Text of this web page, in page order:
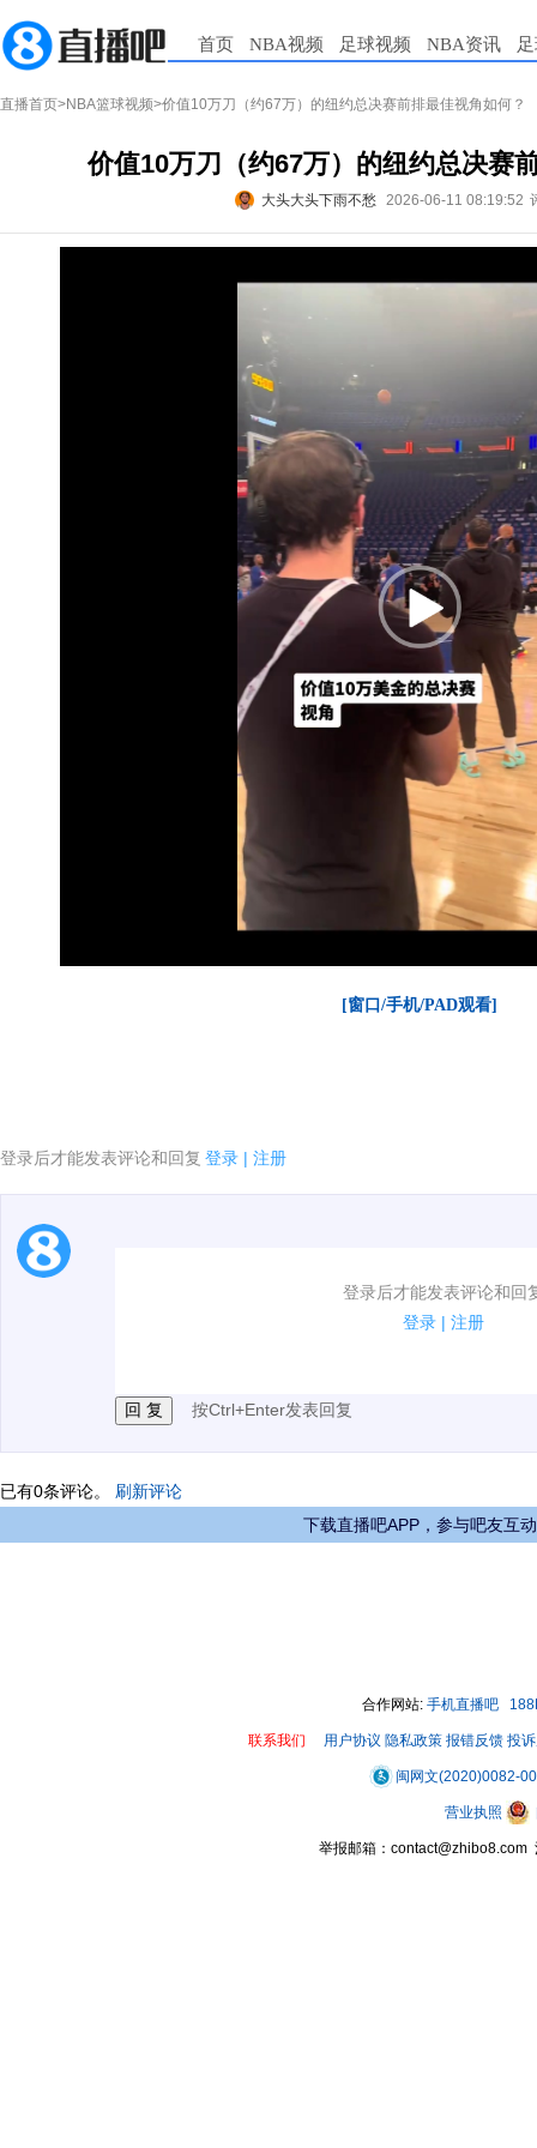
首页 NBA视频 足球视频 NBA资讯
直播首页>NBA篮球视频>价值10万刀（约67万）的纽约总决赛前排最佳视角如何？
价值10万刀（约67万）的纽约总决赛
大头大头下雨不愁 2026-06-11 08:19:52
[窗口/手机/PAD观看]
登录后才能发表评论和回复 登录 | 注册
登录后才能发表评论和回
登录 | 注册
1.电脑端新用户可以发表评论了！
按Ctrl+Enter发表回复
已有0条评论。 刷新评论
下载直播吧APP，参与吧友互动
合作网站: 手机直播吧
联系我们 用户协议 隐私政策 报错反馈 投
闽网文(2020)0082-
营业执照
举报邮箱：